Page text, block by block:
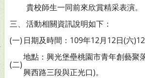
貴校師生一同前來欣賞精采表演。
三、 活動相關資訊說明如下：
(一) 日期及時間：109年12月12日(六)12
(二)
地點：興光堡壘桃園市青年創藝聚
興西路三段與正光口)。